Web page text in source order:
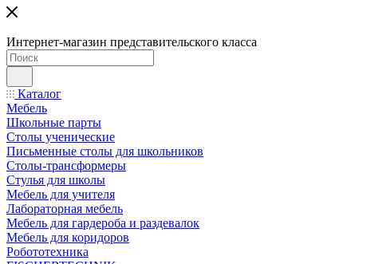
Интернет-магазин представительского класса
Каталог
Мебель
Школьные парты
Столы ученические
Письменные столы для школьников
Столы-трансформеры
Стулья для школы
Мебель для учителя
Лабораторная мебель
Мебель для гардероба и раздевалок
Мебель для коридоров
Робототехника